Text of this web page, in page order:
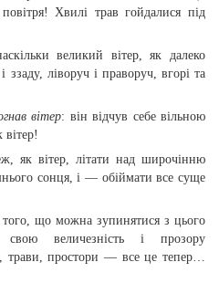
Хвилі трав гойдалися під
великий вітер, як далеко
ліворуч і праворуч, вгорі та
вітер: він відчув себе вільною
як вітер, літати над широчінню
сонця, і — обіймати все суще
що можна зупинятися з цього
свою величезність і прозору
трави, простори — все це тепер…